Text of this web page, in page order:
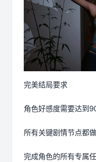
完美结局要求
角色好感度需要达到
所有关键剧情节点都
完成角色的所有专属